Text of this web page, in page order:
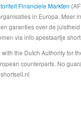
Financiele Markten
in Europa.
garanties over de
via info apestaartje
the Dutch Authority for
counterparts. No